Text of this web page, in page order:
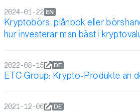
Kryptobörs, plånbok eller
hur investerar man bäst i
EN
2024-01-22
ETC Group: Krypto-Produkte an
DE
2022-08-15
DE
2021-12-06